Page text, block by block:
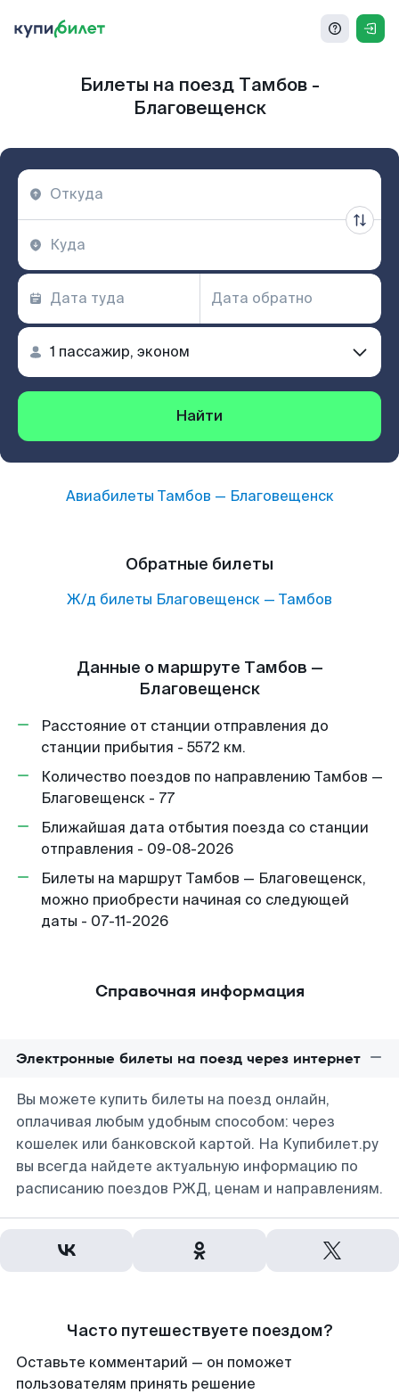
Билеты на поезд Тамбов -
Благовещенск
Найти
Авиабилеты Тамбов — Благовещенск
Обратные билеты
Ж/д билеты Благовещенск — Тамбов
Данные о маршруте Тамбов —
Благовещенск
Расстояние от станции отправления до
станции прибытия - 5572 км.
Количество поездов по направлению Тамбов —
Благовещенск - 77
Ближайшая дата отбытия поезда со станции
отправления - 09-08-2026
Билеты на маршрут Тамбов — Благовещенск,
можно приобрести начиная со следующей
даты - 07-11-2026
Справочная информация
Электронные билеты на поезд через интернет
Вы можете купить билеты на поезд онлайн,
оплачивая любым удобным способом: через
кошелек или банковской картой. На Купибилет.ру
вы всегда найдете актуальную информацию по
расписанию поездов РЖД, ценам и направлениям.
Часто путешествуете поездом?
Оставьте комментарий — он поможет
пользователям принять решение